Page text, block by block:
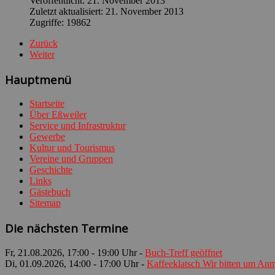
Zuletzt aktualisiert: 21. November 2013
Zugriffe: 19862
Zurück
Weiter
Hauptmenü
Startseite
Über Eßweiler
Service und Infrastruktur
Gewerbe
Kultur und Tourismus
Vereine und Gruppen
Geschichte
Links
Gästebuch
Sitemap
Die nächsten Termine
Fr, 21.08.2026, 17:00 - 19:00 Uhr - Buch-Treff geöffnet
Di, 01.09.2026, 14:00 - 17:00 Uhr - Kaffeeklatsch Wir bitten um